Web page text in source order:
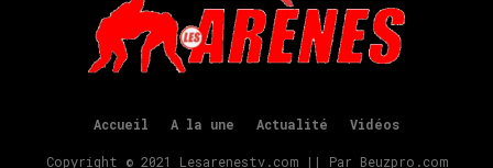
Accueil A la une Actualité Vidéos
Copyright © 2021 Lesarenestv.com || Par Beuzpro.com